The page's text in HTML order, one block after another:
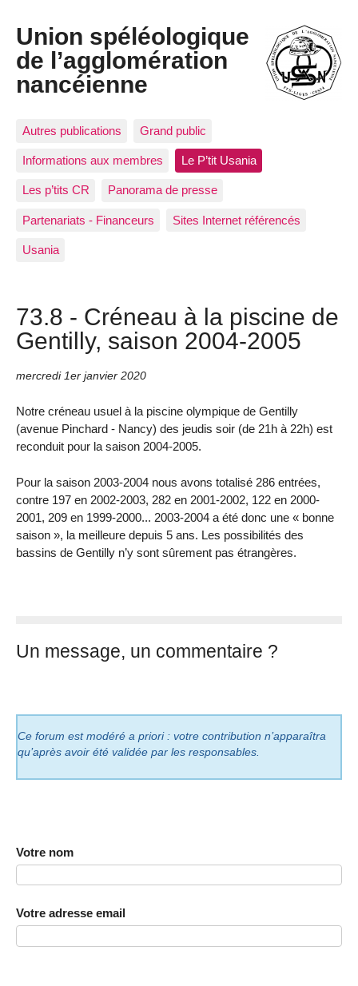
Union spéléologique
de l’agglomération
nancéienne
Autres publications Grand public
Informations aux membres Le P’tit Usania
Les p’tits CR Panorama de presse
Partenariats - Financeurs Sites Internet référencés
Usania
73.8 - Créneau à la piscine de
Gentilly, saison 2004-2005
mercredi 1er janvier 2020
Notre créneau usuel à la piscine olympique de Gentilly
(avenue Pinchard - Nancy) des jeudis soir (de 21h à 22h) est
reconduit pour la saison 2004-2005.
Pour la saison 2003-2004 nous avons totalisé 286 entrées,
contre 197 en 2002-2003, 282 en 2001-2002, 122 en 2000-
2001, 209 en 1999-2000... 2003-2004 a été donc une « bonne
saison », la meilleure depuis 5 ans. Les possibilités des
bassins de Gentilly n’y sont sûrement pas étrangères.
Un message, un commentaire ?
Ce forum est modéré a priori : votre contribution n’apparaîtra
qu’après avoir été validée par les responsables.
Votre nom
Votre adresse email